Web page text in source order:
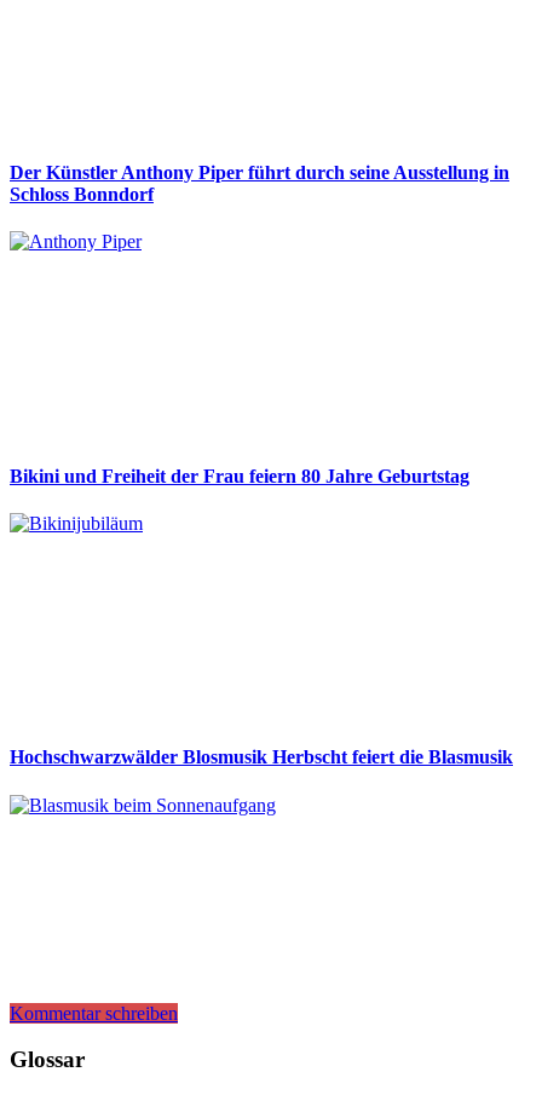
Der Künstler Anthony Piper führt durch seine Ausstellung in
Schloss Bonndorf
Bikini und Freiheit der Frau feiern 80 Jahre Geburtstag
Hochschwarzwälder Blosmusik Herbscht feiert die Blasmusik
Kommentar schreiben
Glossar